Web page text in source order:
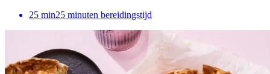
25 min25 minuten bereidingstijd